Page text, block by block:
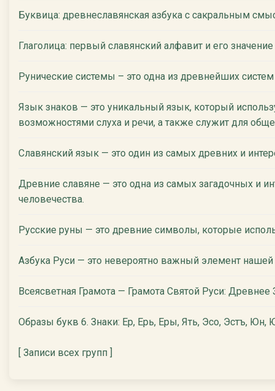
Буквица: древнеславянская азбука с сакральным
Глаголица: первый славянский алфавит и его
Рунические системы – это одна из древнейших
Язык знаков — это уникальный язык, который
возможностями слуха и речи, а также служит для
Славянский язык — это один из самых древних и
Древние славяне — это одна из самых загадочных и
человечества.
Русские руны — это древние символы, которые
Азбука Руси — это невероятно важный элемент нашей
Всеясветная Грамота — Грамота Святой Руси:
Образы букв 6. Знаки: Ер, Ерь, Еры, Ять, Эсо, Эстъ, Юн,
[ Записи всех групп ]